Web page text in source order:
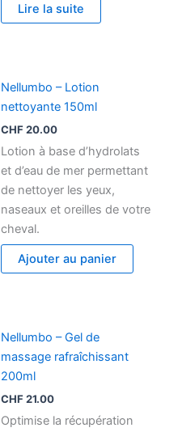
Lire la suite
Nellumbo – Lotion
nettoyante 150ml
CHF20.00
Lotion à base d’hydrolats
et d’eau de mer permettant
de nettoyer les yeux,
naseaux et oreilles de votre
cheval.
Ajouter au panier
Nellumbo – Gel de
massage rafraîchissant
200ml
CHF21.00
Optimise la récupération